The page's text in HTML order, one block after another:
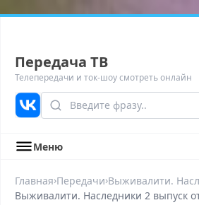
Передача ТВ
Телепередачи и ток-шоу смотреть онлайн
Меню
Главная›Передачи›Выживалити.
Выживалити. Наследники 2 выпуск